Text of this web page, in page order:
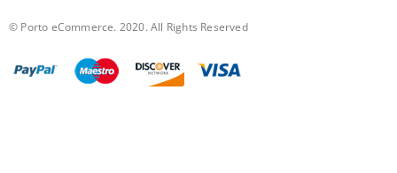
© Porto eCommerce. 2020. All Rights Reserved